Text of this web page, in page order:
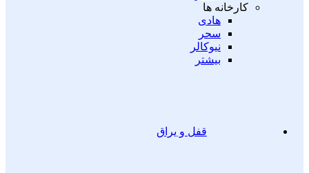
کارخانه ها
هادی
سحر
نیوکالر
بیشتر
قفل و یراق